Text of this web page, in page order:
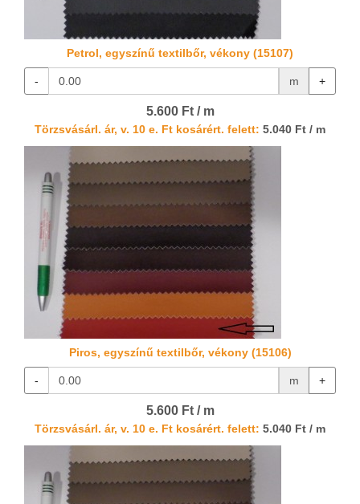
Petrol, egyszínű textilbőr, vékony (15107)
- m +
5.600 Ft / m
Törzsvásárl. ár, v. 10 e. Ft kosárért. felett: 5.040 Ft / m
Piros, egyszínű textilbőr, vékony (15106)
- m +
5.600 Ft / m
Törzsvásárl. ár, v. 10 e. Ft kosárért. felett: 5.040 Ft / m